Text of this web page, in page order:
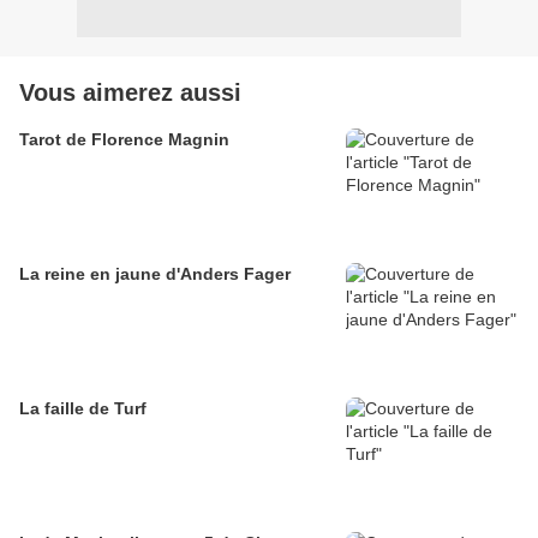
Vous aimerez aussi
Tarot de Florence Magnin
La reine en jaune d'Anders Fager
La faille de Turf